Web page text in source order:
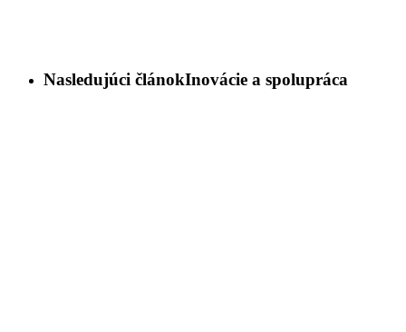
Nasledujúci článokInovácie a spolupráca